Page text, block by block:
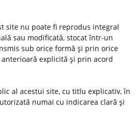
site nu poate fi reprodus integral
sau modificată, stocat într-un
sub orice formă şi prin orice
explicită şi prin acord
al acestui site, cu titlu explicativ, în
numai cu indicarea clară şi